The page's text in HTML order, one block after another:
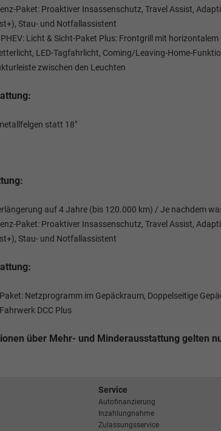
Paket: Proaktiver Insassenschutz, Travel Assist,
Stau- und Notfallassistent
PHEV: Licht & Sicht-Paket Plus: Frontgrill mit
LED-Tagfahrlicht, Coming/Leaving-Home-
zwischen den Leuchten
statt 18"
auf 4 Jahre (bis 120.000 km) / Je nachdem
Paket: Proaktiver Insassenschutz, Travel Assist,
Stau- und Notfallassistent
Netzprogramm im Gepäckraum, Doppelseitige
DCC Plus
über Mehr- und Minderausstattung gelten
Service
Autofinanzierung
Inzahlungnahme
Zulassungsservice